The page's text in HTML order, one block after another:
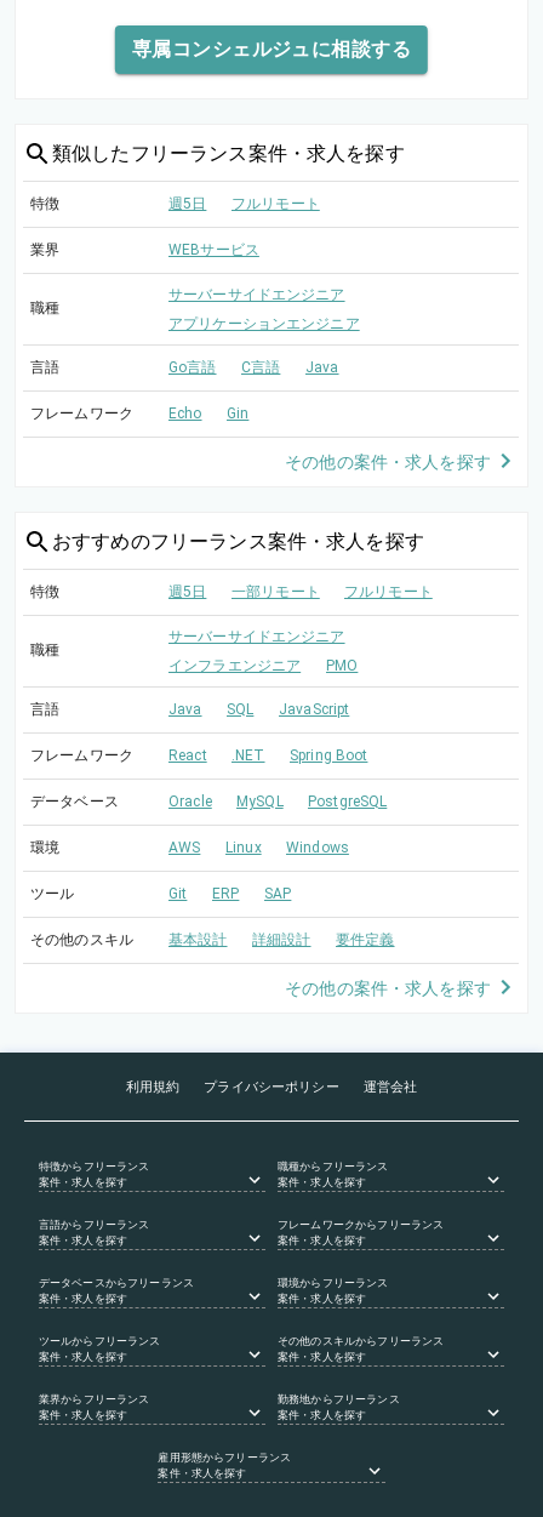
専属コンシェルジュに相談する
類似した フリーランス案件・求人を探す
特徴 週5日 フルリモート
業界 WEBサービス
職種
サーバーサイドエンジニア
アプリケーションエンジニア
言語 Go言語 C言語 Java
フレームワーク Echo Gin
その他の案件・求人を探す
おすすめのフリーランス案件・求人を探す
特徴 週5日 一部リモート フルリモート
職種
サーバーサイドエンジニア
インフラエンジニア
PMO
言語 Java SQL JavaScript
フレームワーク React .NET Spring Boot
データベース Oracle MySQL PostgreSQL
環境 AWS Linux Windows
ツール Git ERP SAP
その他のスキル 基本設計 詳細設計 要件定義
その他の案件・求人を探す
利用規約 プライバシーポリシー 運営会社
特徴からフリーランス
案件・求人を探す
職種からフリーランス
案件・求人を探す
言語からフリーランス
案件・求人を探す
フレームワークからフリーランス
案件・求人を探す
データベース からフリーランス
案件・求人を探す
環境からフリーランス
案件・求人を探す
ツールからフリーランス
案件・求人を探す
その他のスキルからフリーランス
案件・求人を探す
業界からフリーランス
案件・求人を探す
勤務地からフリーランス
案件・求人を探す
雇用形態からフリーランス
案件・求人を探す